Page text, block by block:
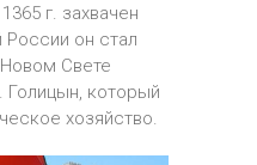
г. захвачен
России он стал
Свете
который
хозяйство.